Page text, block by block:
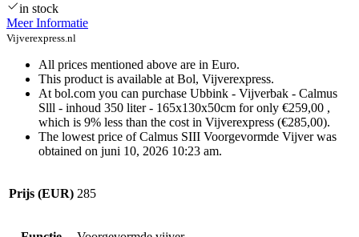
in stock
Meer Informatie
Vijverexpress.nl
All prices mentioned above are in Euro.
This product is available at Bol, Vijverexpress.
At bol.com you can purchase Ubbink - Vijverbak - Calmus
Slll - inhoud 350 liter - 165x130x50cm for only €259,00 ,
which is 9% less than the cost in Vijverexpress (€285,00).
The lowest price of Calmus SIII Voorgevormde Vijver was
obtained on juni 10, 2026 10:23 am.
Prijs (EUR) 285